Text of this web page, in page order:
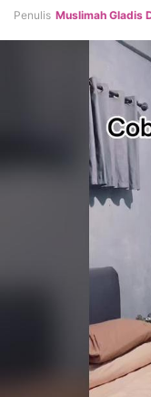
Penulis Muslimah Gladis